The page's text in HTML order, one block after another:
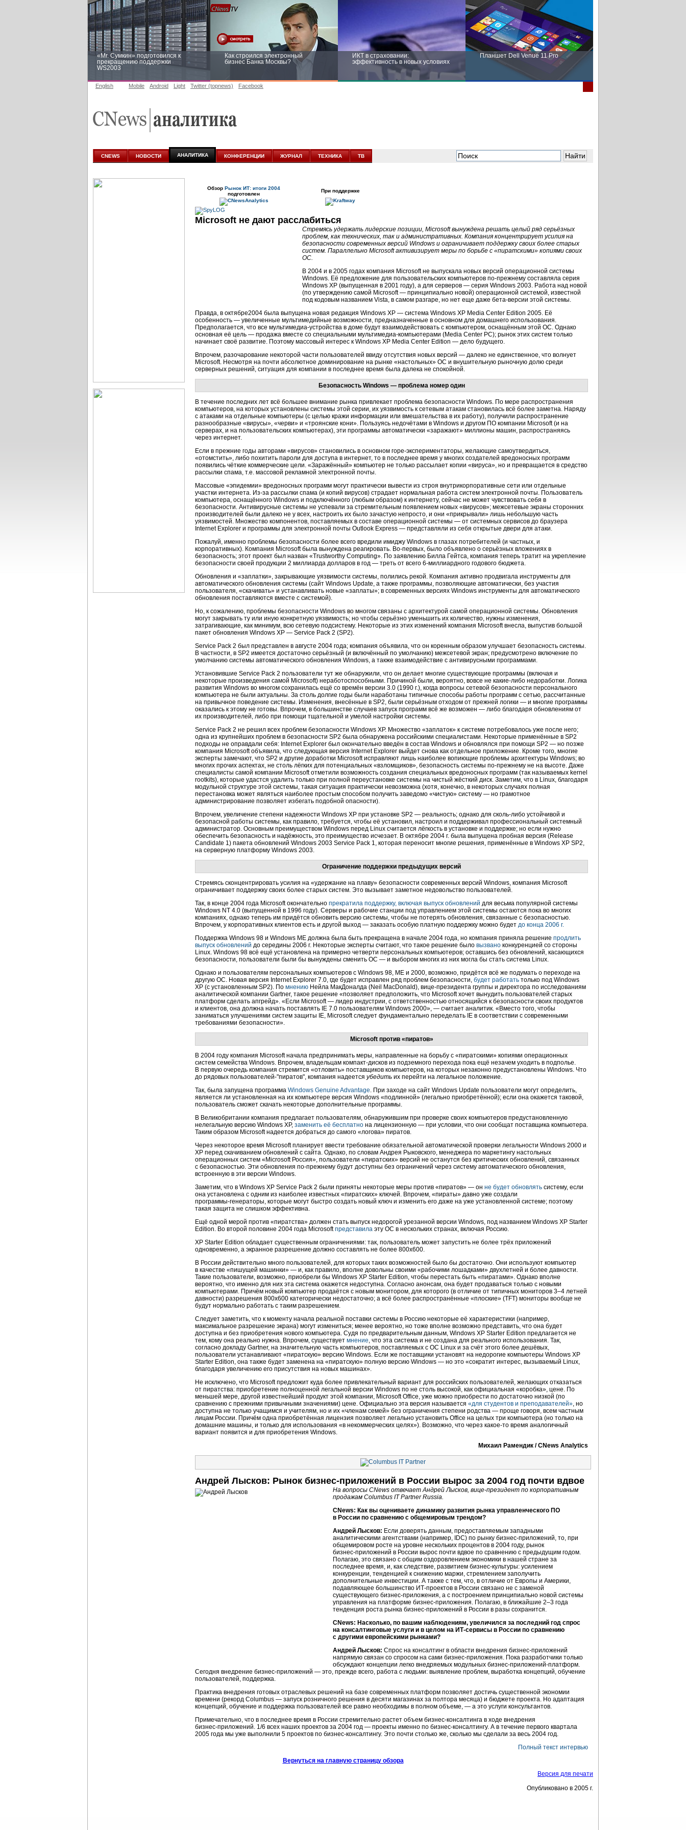
«Mr. Сумкин» подготовился к
прекращению поддержки
WS2003
Как строился электронный
бизнес Банка Москвы?
ИКТ в страховании:
эффективность в новых условиях
Планшет Dell Venue 11 Pro
аналитике
новых условиях
English Mobile Android Light Twitter (topnews) Facebook
CNEWS НОВОСТИ АНАЛИТИКА КОНФЕРЕНЦИИ ЖУРНАЛ ТЕХНИКА ТВ
Обзор Рынок ИТ: итоги 2004
подготовлен
При поддержке
Microsoft не дают расслабиться
Стремясь удержать лидерские позиции, Microsoft вынуждена решать целый ряд серьёзных
проблем, как технических, так и административных. Компания концентрирует усилия на
безопасности современных версий Windows и ограничивает поддержку своих более старых
систем. Параллельно Microsoft активизирует меры по борьбе с «пиратскими» копиями своих
ОС.
В 2004 и в 2005 годах компания Microsoft не выпускала новых версий операционной системы
Windows. Её предложение для пользовательских компьютеров по-прежнему составляла серия
Windows XP (выпущенная в 2001 году), а для серверов — серия Windows 2003. Работа над новой
(по утверждению самой Microsoft — принципиально новой) операционной системой, известной
под кодовым названием Vista, в самом разгаре, но нет еще даже бета-версии этой системы.
Правда, в октябре2004 была выпущена новая редакция Windows XP — система Windows XP Media Center Edition 2005. Её
особенность — увеличенные мультимедийные возможности, предназначенные в основном для домашнего использования.
Предполагается, что все мультимедиа-устройства в доме будут взаимодействовать с компьютером, оснащённым этой ОС. Однако
основная её цель — продажа вместе со специальными мультимедиа-компьютерами (Media Center PC); рынок этих систем только
начинает своё развитие. Поэтому массовый интерес к Windows XP Media Center Edition — дело будущего.
Впрочем, разочарование некоторой части пользователей ввиду отсутствия новых версий — далеко не единственное, что волнует
Microsoft. Несмотря на почти абсолютное доминирование на рынке «настольных» ОС и внушительную рыночную долю среди
серверных решений, ситуация для компании в последнее время была далека не спокойной.
Безопасность Windows — проблема номер один
В течение последних лет всё большее внимание рынка привлекает проблема безопасности Windows. По мере распространения
компьютеров, на которых установлены системы этой серии, их уязвимость к сетевым атакам становилась всё более заметна. Наряду
с атаками на отдельные компьютеры (с целью кражи информации или вмешательства в их работу), получили распространение
разнообразные «вирусы», «черви» и «троянские кони». Пользуясь недочётами в Windows и другом ПО компании Microsoft (и на
серверах, и на пользовательских компьютерах), эти программы автоматически «заражают» миллионы машин, распространяясь
через интернет.
Если в прежние годы авторами «вирусов» становились в основном горе-экспериментаторы, желающие самоутвердиться,
«отомстить», либо похитить пароли для доступа в интернет, то в последнее время у многих создателей вредоносных программ
появились чёткие коммерческие цели. «Заражённый» компьютер не только рассылает копии «вируса», но и превращается в средство
рассылки спама, т.е. массовой рекламной электронной почты.
Массовые «эпидемии» вредоносных программ могут практически вывести из строя внутрикорпоративные сети или отдельные
участки интернета. Из-за рассылки спама (и копий вирусов) страдает нормальная работа систем электронной почты. Пользователь
компьютера, оснащённого Windows и подключённого (любым образом) к интернету, сейчас не может чувствовать себя в
безопасности. Антивирусные системы не успевали за стремительным появлением новых «вирусов»; межсетевые экраны сторонних
производителей были далеко не у всех, настроить их было зачастую непросто, и они «прикрывали» лишь небольшую часть
уязвимостей. Множество компонентов, поставляемых в составе операционной системы — от системных сервисов до браузера
Internet Explorer и программы для электронной почты Outlook Express — представляли из себя открытые двери для атаки.
Пожалуй, именно проблемы безопасности более всего вредили имиджу Windows в глазах потребителей (и частных, и
корпоративных). Компания Microsoft была вынуждена реагировать. Во-первых, было объявлено о серьёзных вложениях в
безопасность; этот проект был назван «Trustworthy Computing». По заявлению Билла Гейтса, компания теперь тратит на укрепление
безопасности своей продукции 2 миллиарда долларов в год — треть от всего 6-миллиардного годового бюджета.
Обновления и «заплатки», закрывающие уязвимости системы, полились рекой. Компания активно продвигала инструменты для
автоматического обновления системы (сайт Windows Update, а также программы, позволяющие автоматически, без участия
пользователя, «скачивать» и устанавливать новые «заплаты»; в современных версиях Windows инструменты для автоматического
обновления поставляются вместе с системой).
Но, к сожалению, проблемы безопасности Windows во многом связаны с архитектурой самой операционной системы. Обновления
могут закрывать ту или иную конкретную уязвимость; но чтобы серьёзно уменьшить их количество, нужны изменения,
затрагивающие, как минимум, всю сетевую подсистему. Некоторые из этих изменений компания Microsoft внесла, выпустив большой
пакет обновления Windows XP — Service Pack 2 (SP2).
Service Pack 2 был представлен в августе 2004 года; компания объявила, что он коренным образом улучшает безопасность системы.
В частности, в SP2 имеется достаточно серьёзный (и включённый по умолчанию) межсетевой экран; предусмотрено включение по
умолчанию системы автоматического обновления Windows, а также взаимодействие с антивирусными программами.
Установившие Service Pack 2 пользователи тут же обнаружили, что он делает многие существующие программы (включая и
некоторые произведения самой Microsoft) неработоспособными. Причиной были, вероятно, вовсе не какие-либо недоработки. Логика
развития Windows во многом сохранилась ещё со времён версии 3.0 (1990 г.), когда вопросы сетевой безопасности персонального
компьютера не были актуальны. За столь долгие годы были наработаны типичные способы работы программ с сетью, рассчитанные
на привычное поведение системы. Изменения, внесённые в SP2, были серьёзным отходом от прежней логики — и многие программы
оказались к этому не готовы. Впрочем, в большинстве случаев запуск программ всё же возможен — либо благодаря обновлениям от
их производителей, либо при помощи тщательной и умелой настройки системы.
Service Pack 2 не решил всех проблем безопасности Windows XP. Множество «заплаток» к системе потребовалось уже после него;
одна из крупнейших проблем в безопасности SP2 была обнаружена российскими специалистами. Некоторые применённые в SP2
подходы не оправдали себя: Internet Explorer был окончательно введён в состав Windows и обновлялся при помощи SP2 — но позже
компания Microsoft объявила, что следующая версия Internet Explorer выйдет снова как отдельное приложение. Кроме того, многие
эксперты замечают, что SP2 и другие доработки Microsoft исправляют лишь наиболее вопиющие проблемы архитектуры Windows; во
многих прочих аспектах, не столь лёгких для потенциальных «взломщиков», безопасность системы по-прежнему не на высоте. Даже
специалисты самой компании Microsoft отметили возможность создания специальных вредоносных программ (так называемых kernel
rootkits), которые удастся удалить только при полной переустановке системы на чистый жёсткий диск. Заметим, что в Linux, благодаря
модульной структуре этой системы, такая ситуация практически невозможна (хотя, конечно, в некоторых случаях полная
перестановка может являться наиболее простым способом получить заведомо «чистую» систему — но грамотное
администрирование позволяет избегать подобной опасности).
Впрочем, увеличение степени надежности Windows XP при установке SP2 — реальность; однако для сколь-либо устойчивой и
безопасной работы системы, как правило, требуется, чтобы её установил, настроил и поддерживал профессиональный системный
администратор. Основным преимуществом Windows перед Linux считается лёгкость в установке и поддержке; но если нужно
обеспечить безопасность и надёжность, это преимущество исчезает. В октябре 2004 г. была выпущена пробная версия (Release
Candidate 1) пакета обновлений Windows 2003 Service Pack 1, которая переносит многие решения, применённые в Windows XP SP2,
на серверную платформу Windows 2003.
Ограничение поддержки предыдущих версий
Стремясь сконцентрировать усилия на «удержание на плаву» безопасности современных версий Windows, компания Microsoft
ограничивает поддержку своих более старых систем. Это вызывает заметное недовольство пользователей.
Так, в конце 2004 года Microsoft окончательно прекратила поддержку, включая выпуск обновлений для весьма популярной системы
Windows NT 4.0 (выпущенной в 1996 году). Серверы и рабочие станции под управлением этой системы остаются пока во многих
компаниях, однако теперь им придётся обновить версию системы, чтобы не потерять обновления, связанные с безопасностью.
Впрочем, у корпоративных клиентов есть и другой выход — заказать особую платную поддержку можно будет до конца 2006 г.
Поддержка Windows 98 и Windows ME должна была быть прекращена в начале 2004 года, но компания приняла решение продлить
выпуск обновлений до середины 2006 г. Некоторые эксперты считают, что такое решение было вызвано конкуренцией со стороны
Linux. Windows 98 всё ещё установлена на примерно четверти персональных компьютеров; оставшись без обновлений, касающихся
безопасности, пользователи были бы вынуждены сменить ОС — и выбором многих из них могла бы стать система Linux.
Однако и пользователям персональных компьютеров с Windows 98, ME и 2000, возможно, придётся всё же подумать о переходе на
другую ОС. Новая версия Internet Explorer 7.0, где будет исправлен ряд проблем безопасности, будет работать только под Windows
XP (с установленным SP2). По мнению Нейла МакДоналда (Neil MacDonald), вице-президента группы и директора по исследованиям
аналитической компании Gartner, такое решение «позволяет предположить, что Microsoft хочет вынудить пользователей старых
платформ сделать апгрейд». «Если Microsoft — лидер индустрии, с ответственностью относящийся к безопасности своих продуктов
и клиентов, она должна начать поставлять IE 7.0 пользователям Windows 2000», — считает аналитик. «Вместо того, чтобы
заниматься улучшениями систем защиты IE, Microsoft следует фундаментально переделать IE в соответствии с современными
требованиями безопасности».
Microsoft против «пиратов»
В 2004 году компания Microsoft начала предпринимать меры, направленные на борьбу с «пиратскими» копиями операционных
систем семейства Windows. Впрочем, владельцам компакт-дисков из подземного перехода пока ещё незачем уходить в подполье.
В первую очередь компания стремится «отловить» поставщиков компьютеров, на которых незаконно предустановлены Windows. Что
до рядовых пользователей-"пиратов", компания надеется убедить их перейти на легальное положение.
Так, была запущена программа Windows Genuine Advantage. При заходе на сайт Windows Update пользователи могут определить,
является ли установленная на их компьютере версия Windows «подлинной» (легально приобретённой); если она окажется таковой,
пользователь сможет скачать некоторые дополнительные программы.
В Великобритании компания предлагает пользователям, обнаружившим при проверке своих компьютеров предустановленную
нелегальную версию Windows XP, заменить её бесплатно на лицензионную — при условии, что они сообщат поставщика компьютера.
Таким образом Microsoft надеется добраться до самого «логова» пиратов.
Через некоторое время Microsoft планирует ввести требование обязательной автоматической проверки легальности Windows 2000 и
XP перед скачиванием обновлений с сайта. Однако, по словам Андрея Рыковского, менеджера по маркетингу настольных
операционных систем «Microsoft Россия», пользователи «пиратских» версий не останутся без критических обновлений, связанных
с безопасностью. Эти обновления по-прежнему будут доступны без ограничений через систему автоматического обновления,
встроенную в эти версии Windows.
Заметим, что в Windows XP Service Pack 2 были приняты некоторые меры против «пиратов» — он не будет обновлять систему, если
она установлена с одним из наиболее известных «пиратских» ключей. Впрочем, «пираты» давно уже создали
программы-генераторы, которые могут быстро создать новый ключ и изменить его даже на уже установленной системе; поэтому
такая защита не слишком эффективна.
Ещё одной мерой против «пиратства» должен стать выпуск недорогой урезанной версии Windows, под названием Windows XP Starter
Edition. Во второй половине 2004 года Microsoftпредставила эту ОС в нескольких странах, включая Россию.
XP Starter Edition обладает существенным ограничениями: так, пользователь может запустить не более трёх приложений
одновременно, а экранное разрешение должно составлять не более 800x600.
В России действительно много пользователей, для которых таких возможностей было бы достаточно. Они используют компьютер
в качестве «пишущей машинки» — и, как правило, вполне довольны своими «рабочими лошадками» двухлетней и более давности.
Такие пользователи, возможно, приобрели бы Windows XP Starter Edition, чтобы перестать быть «пиратами». Однако вполне
вероятно, что именно для них эта система окажется недоступна. Согласно анонсам, она будет продаваться только с новыми
компьютерами. Причём новый компьютер продаётся с новым монитором, для которого (в отличие от типичных мониторов 3–4 летней
давности) разрешения 800x600 категорически недостаточно; а всё более распространённые «плоские» (TFT) мониторы вообще не
будут нормально работать с таким разрешением.
Следует заметить, что к моменту начала реальной поставки системы в Россию некоторые её характеристики (например,
максимальное разрешение экрана) могут измениться; менее вероятно, но тоже вполне возможно представить, что она будет
доступна и без приобретения нового компьютера. Судя по предварительным данным, Windows XP Starter Edition предлагается не
тем, кому она реально нужна. Впрочем, существует мнение, что эта система и не создана для реального использования. Так,
согласно докладу Gartner, на значительную часть компьютеров, поставляемых с ОС Linux и за счёт этого более дешёвых,
пользователи устанавливают «пиратскую» версию Windows. Если же поставщики установят на недорогие компьютеры Windows XP
Starter Edition, она также будет заменена на «пиратскую» полную версию Windows — но это «сократит интерес, вызываемый Linux,
благодаря увеличению его присутствия на новых машинах».
Не исключено, что Microsoft предложит куда более привлекательный вариант для российских пользователей, желающих отказаться
от пиратства: приобретение полноценной легальной версии Windows по не столь высокой, как официальная «коробка», цене. По
меньшей мере, другой известнейший продукт этой компании, Microsoft Office, уже можно приобрести по достаточно низкой (по
сравнению с прежними привычными значениями) цене. Официально эта версия называется «для студентов и преподавателей», но
доступна не только учащимся и учителям, но и их «членам семей» без ограничения степени родства — проще говоря, всем частным
лицам России. Причём одна приобретённая лицензия позволяет легально установить Office на целых три компьютера (но только на
домашние машины, и только для использования «в некоммерческих целях»). Возможно, что через какое-то время аналогичный
вариант появится и для приобретения Windows.
Михаил Рамендик / CNews Analytics
Андрей Лысков: Рынок бизнес-приложений в России вырос за 2004 год почти вдвое
На вопросы CNews отвечает Андрей Лысков, вице-президент по корпоративным
продажам Columbus IT Partner Russia.
CNews: Как вы оцениваете динамику развития рынка управленческого ПО
в России по сравнению с общемировым трендом?
Андрей Лысков: Если доверять данным, предоставляемым западными
аналитическими агентствами (например, IDC) по рынку бизнес-приложений, то, при
общемировом росте на уровне нескольких процентов в 2004 году, рынок
бизнес-приложений в России вырос почти вдвое по сравнению с предыдущим годом.
Полагаю, это связано с общим оздоровлением экономики в нашей стране за
последнее время, и, как следствие, развитием бизнес-культуры: усилением
конкуренции, тенденцией к снижению маржи, стремлением заполучить
дополнительные инвестиции. А также с тем, что, в отличие от Европы и Америки,
подавляющее большинство ИТ-проектов в России связано не с заменой
существующего бизнес-приложения, а с построением принципиально новой системы
управления на платформе бизнес-приложения. Полагаю, в ближайшие 2–3 года
тенденция роста рынка бизнес-приложений в России в разы сохранится.
CNews: Насколько, по вашим наблюдениям, увеличился за последний год спрос
на консалтинговые услуги и в целом на ИТ-сервисы в России по сравнению
с другими европейскими рынками?
Андрей Лысков: Спрос на консалтинг в области внедрения бизнес-приложений
напрямую связан со спросом на сами бизнес-приложения. Пока разработчики только
обсуждают концепции легко внедряемых модульных бизнес-приложений-платформ.
Сегодня внедрение бизнес-приложений — это, прежде всего, работа с людьми: выявление проблем, выработка концепций, обучение
пользователей, поддержка.
Практика внедрения готовых отраслевых решений на базе современных платформ позволяет достичь существенной экономии
времени (рекорд Columbus — запуск розничного решения в десяти магазинах за полтора месяца) и бюджете проекта. Но адаптация
концепций, обучение и поддержка пользователей все равно необходимы в полном объеме, — а это услуги консультантов.
Примечательно, что в последнее время в России стремительно растет объем бизнес-консалтинга в ходе внедрения
бизнес-приложений. 1/6 всех наших проектов за 2004 год — проекты именно по бизнес-консалтингу. А в течение первого квартала
2005 года мы уже выполнили 5 проектов по бизнес-консалтингу. Это почти столько же, сколько мы сделали за весь 2004 год.
Полный текст интервью
Вернуться на главную страницу обзора
Версия для печати
Опубликовано в 2005 г.